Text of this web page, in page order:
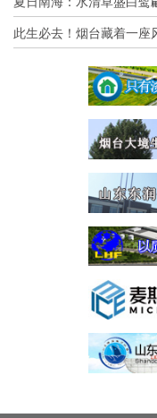
此生必去！烟台藏着一座